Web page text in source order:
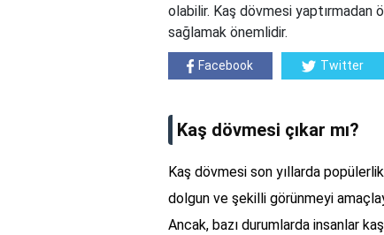
olabilir. Kaş dövmesi yaptırmadan
sağlamak önemlidir.
Facebook Twitter
Kaş dövmesi çıkar mı?
Kaş dövmesi son yıllarda
dolgun ve şekilli görünmeyi
Ancak, bazı durumlarda insanlar